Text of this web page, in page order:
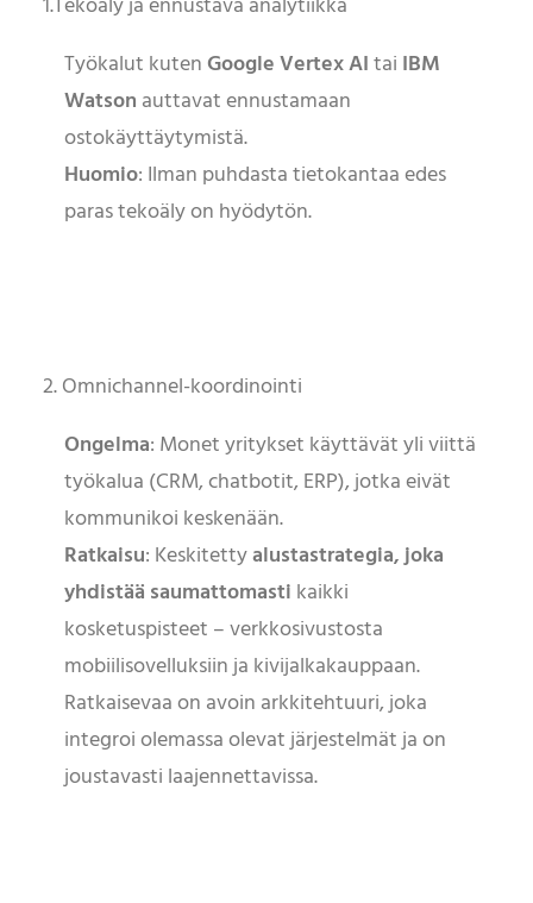
Työkalut kutenGoogle Vertex AItai IBM
Watson auttavat ennustamaan
ostokäyttäytymistä.
Huomio: Ilman puhdasta tietokantaa edes
paras tekoäly on hyödytön.
2. Omnichannel-koordinointi
Ongelma: Monet yritykset käyttävät yli viittä
työkalua (CRM, chatbotit, ERP), jotka eivät
kommunikoi keskenään.
Ratkaisu: Keskitettyalustastrategia, joka
yhdistää saumattomasti kaikki
kosketuspisteet – verkkosivustosta
mobiilisovelluksiin ja kivijalkakauppaan.
Ratkaisevaa on avoin arkkitehtuuri, joka
integroi olemassa olevat järjestelmät ja on
joustavasti laajennettavissa.